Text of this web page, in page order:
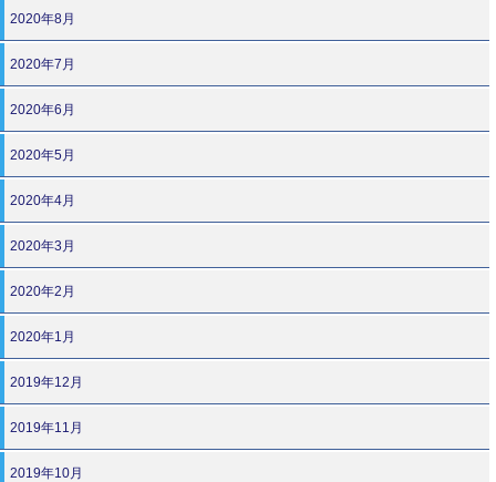
2020年8月
2020年7月
2020年6月
2020年5月
2020年4月
2020年3月
2020年2月
2020年1月
2019年12月
2019年11月
2019年10月